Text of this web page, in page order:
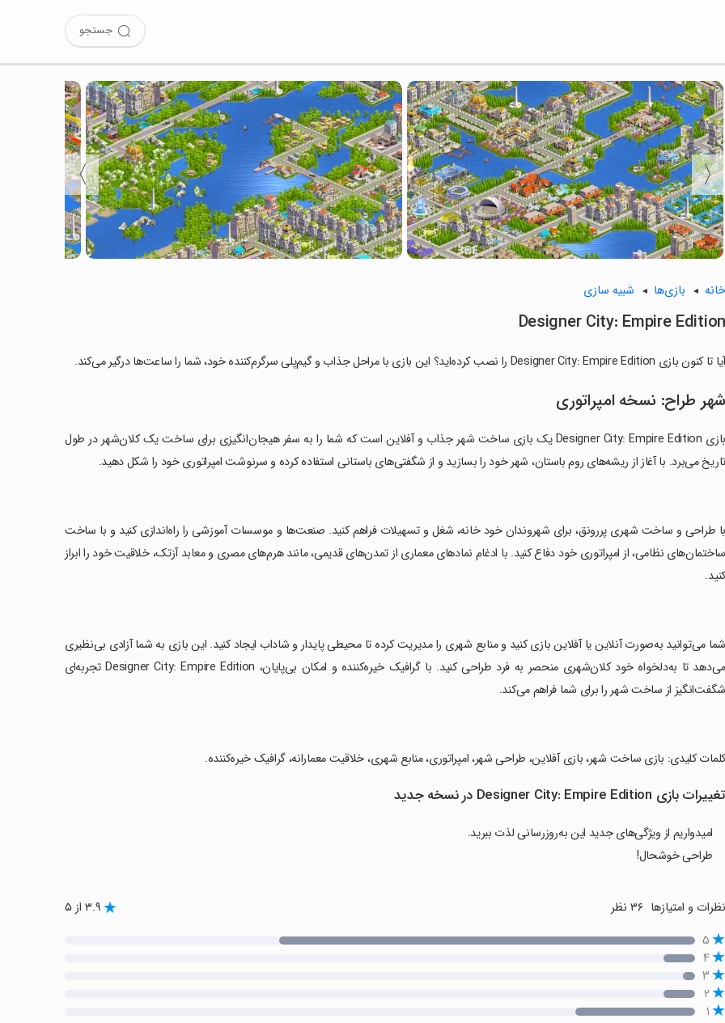
جستجو
〈
〉
خانه بازی‌ها شبیه سازی
Designer City: Empire Edition
آیا تا کنون بازی Designer City: Empire Edition را نصب کرده‌اید؟ این بازی با مراحل جذاب و گیم‌پلی سرگرم‌کننده خود، شما را ساعت‌ها درگیر می‌کند.
شهر طراح: نسخه امپراتوری
بازی Designer City: Empire Edition یک بازی ساخت شهر جذاب و آفلاین است که شما را به سفر هیجان‌انگیزی برای ساخت یک کلان‌شهر در طول
تاریخ می‌برد. با آغاز از ریشه‌های روم باستان، شهر خود را بسازید و از شگفتی‌های باستانی استفاده کرده و سرنوشت امپراتوری خود را شکل دهید.
‏با طراحی و ساخت شهری پررونق، برای شهروندان خود خانه، شغل و تسهیلات فراهم کنید. صنعت‌ها و موسسات آموزشی را راه‌اندازی کنید و با ساخت
ساختمان‌های نظامی، از امپراتوری خود دفاع کنید. با ادغام نمادهای معماری از تمدن‌های قدیمی، مانند هرم‌های مصری و معابد آزتک، خلاقیت خود را ابراز
کنید.
‏شما می‌توانید به‌صورت آنلاین یا آفلاین بازی کنید و منابع شهری را مدیریت کرده تا محیطی پایدار و شاداب ایجاد کنید. این بازی به شما آزادی بی‌نظیری
می‌دهد تا به‌دلخواه خود کلان‌شهری منحصر به فرد طراحی کنید. با گرافیک خیره‌کننده و امکان بی‌پایان، Designer City: Empire Edition تجربه‌ای
شگفت‌انگیز از ساخت شهر را برای شما فراهم می‌کند.
‏کلمات کلیدی: بازی ساخت شهر، بازی آفلاین، طراحی شهر، امپراتوری، منابع شهری، خلاقیت معمارانه، گرافیک خیره‌کننده.
تغییرات بازی Designer City: Empire Edition در نسخه جدید
امیدواریم از ویژگی‌های جدید این به‌روزرسانی لذت ببرید.
طراحی خوشحال!
نظرات و امتیازها ۳۶ نظر ۳.۹ از ۵
۵
۴
۳
۲
۱